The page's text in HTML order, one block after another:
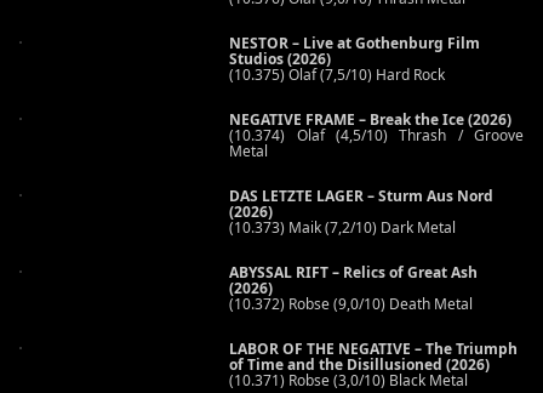
NESTOR – Live at Gothenburg Film
Studios (2026)
(10.375) Olaf (7,5/10) Hard Rock
NEGATIVE FRAME – Break the Ice (2026)
(10.374) Olaf (4,5/10) Thrash / Groove
Metal
DAS LETZTE LAGER – Sturm Aus Nord
(2026)
(10.373) Maik (7,2/10) Dark Metal
ABYSSAL RIFT – Relics of Great Ash
(2026)
(10.372) Robse (9,0/10) Death Metal
LABOR OF THE NEGATIVE – The Triumph
of Time and the Disillusioned (2026)
(10.371) Robse (3,0/10) Black Metal